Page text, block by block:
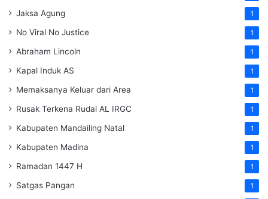
Jaksa Agung 1
No Viral No Justice 1
Abraham Lincoln 1
Kapal Induk AS 1
Memaksanya Keluar dari Area 1
Rusak Terkena Rudal AL IRGC 1
Kabupaten Mandailing Natal 1
Kabupaten Madina 1
Ramadan 1447 H 1
Satgas Pangan 1